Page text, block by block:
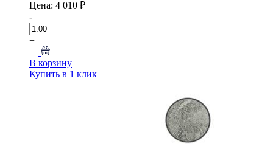
Цена: 4 010 ₽
-
+
В корзину
Купить в 1 клик